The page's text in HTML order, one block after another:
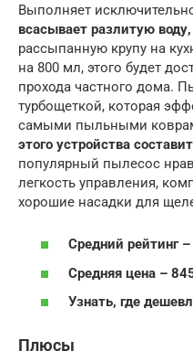
Выполняет
всасывает разлитую воду,
рассыпанную крупу на
на 800 мл, этого будет
прохода частного дома.
турбощеткой, которая
самыми пыльными
этого устройства
популярный пылесос
легкость управления,
хорошие насадки для
Средний рейтинг
Средняя цена –
Узнать, где
Плюсы